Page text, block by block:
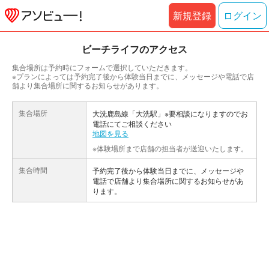
新規登録 ログイン
ビーチライフのアクセス
集合場所は予約時にフォームで選択していただきます。
※プランによっては予約完了後から体験当日までに、メッセージや電話で店
舗より集合場所に関するお知らせがあります。
集合場所
大洗鹿島線「大洗駅」※要相談になりますのでお
電話にてご相談ください
地図を見る
※体験場所まで店舗の担当者が送迎いたします。
集合時間
予約完了後から体験当日までに、メッセージや
電話で店舗より集合場所に関するお知らせがあ
ります。